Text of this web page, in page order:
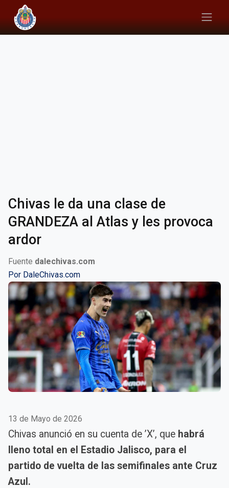
Chivas le da una clase de
GRANDEZA al Atlas y les provoca
ardor
Fuente dalechivas.com
Por DaleChivas.com
13 de Mayo de 2026
Chivas anunció en su cuenta de ’X’, que habrá
lleno total en el Estadio Jalisco, para el
partido de vuelta de las semifinales ante Cruz
Azul.